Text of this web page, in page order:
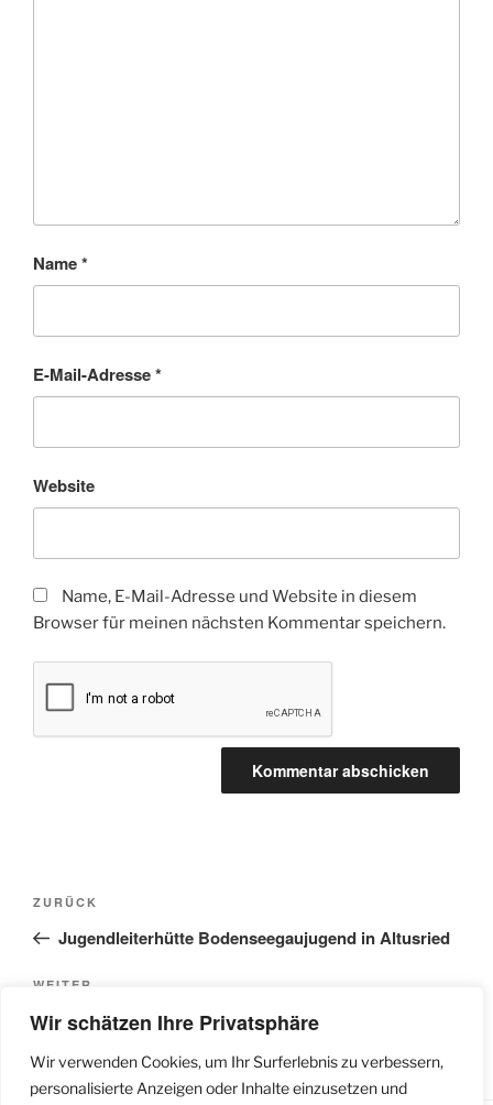
Wir schätzen Ihre Privatsphäre
Wir verwenden Cookies, um Ihr Surferlebnis zu verbessern,
personalisierte Anzeigen oder Inhalte einzusetzen und
Name*
E-Mail-Adresse*
Website
Name, E-Mail-Adresse und Website in diesem
Browser für meinen nächsten Kommentar speichern.
Beitragsnavigation
Vorheriger
Beitrag
ZURÜCK
Jugendleiterhütte Bodenseegaujugend in Altusried
Nächster
Beitrag
WEITER
Der Freischütz